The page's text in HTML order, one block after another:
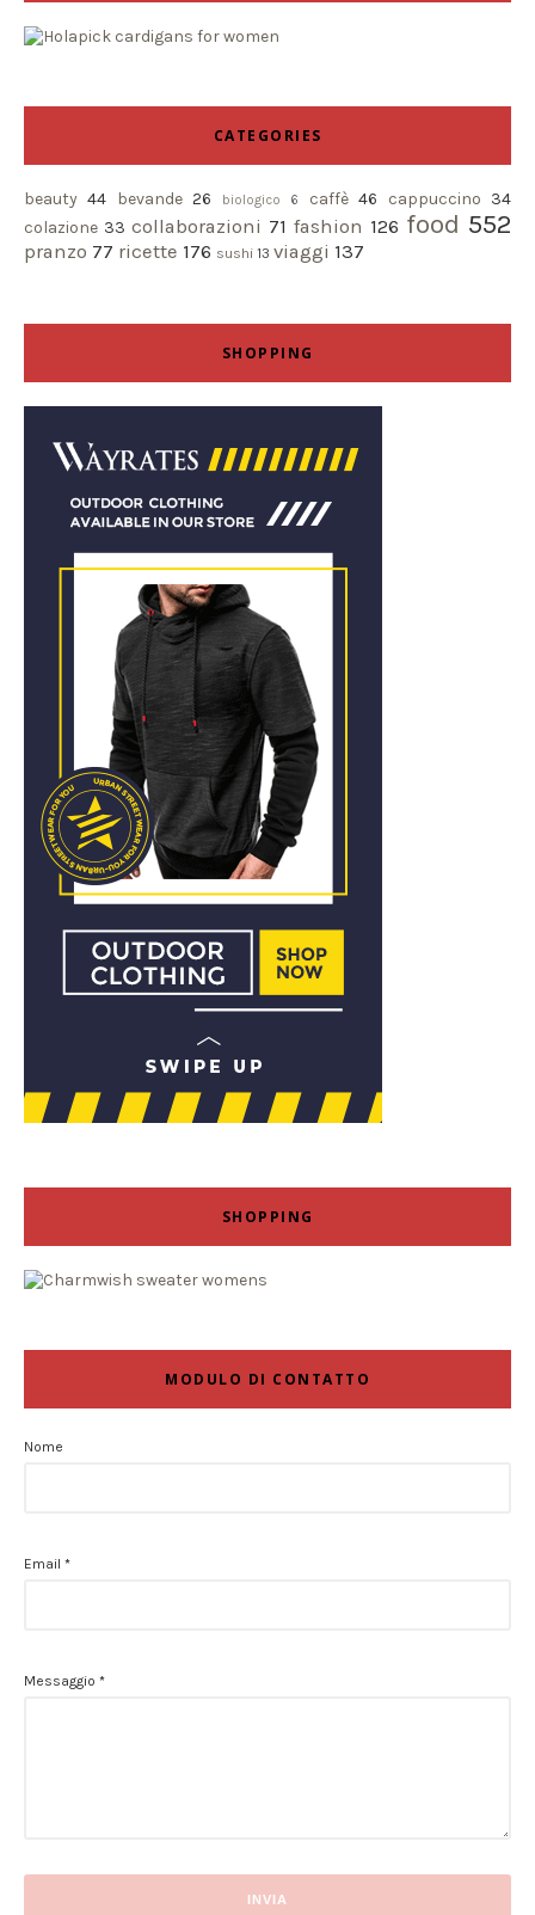
CATEGORIES
beauty 44 bevande 26 biologico 6 caffè 46 cappuccino 34
colazione 33 collaborazioni 71 fashion 126 food 552
pranzo 77 ricette 176 sushi 13 viaggi 137
SHOPPING
SHOPPING
MODULO DI CONTATTO
Nome
Email *
Messaggio *